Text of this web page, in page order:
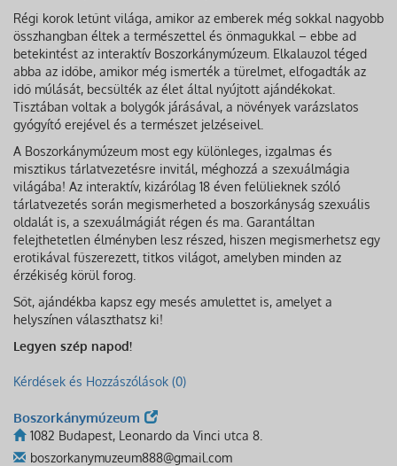
Régi korok letűnt világa, amikor az emberek még sokkal nagyobb
összhangban éltek a természettel és önmagukkal – ebbe ad
betekintést az interaktív Boszorkánymúzeum. Elkalauzol téged
abba az időbe, amikor még ismerték a türelmet, elfogadták az
idő múlását, becsülték az élet által nyújtott ajándékokat.
Tisztában voltak a bolygók járásával, a növények varázslatos
gyógyító erejével és a természet jelzéseivel.
A Boszorkánymúzeum most egy különleges, izgalmas és
misztikus tárlatvezetésre invitál, méghozzá a szexuálmágia
világába! Az interaktív, kizárólag 18 éven felülieknek szóló
tárlatvezetés során megismerheted a boszorkányság szexuális
oldalát is, a szexuálmágiát régen és ma. Garantáltan
felejthetetlen élményben lesz részed, hiszen megismerhetsz egy
erotikával fűszerezett, titkos világot, amelyben minden az
érzékiség körül forog.
Sőt, ajándékba kapsz egy mesés amulettet is, amelyet a
helyszínen választhatsz ki!
Legyen szép napod!
Kérdések és Hozzászólások (0)
Boszorkánymúzeum
1082 Budapest, Leonardo da Vinci utca 8.
boszorkanymuzeum888@gmail.com